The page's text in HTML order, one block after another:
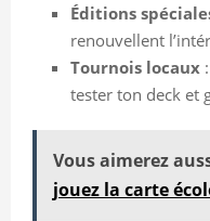
Éditions
renouvellent
Tournois locaux
tester ton deck et
Vous aimerez
jouez la carte